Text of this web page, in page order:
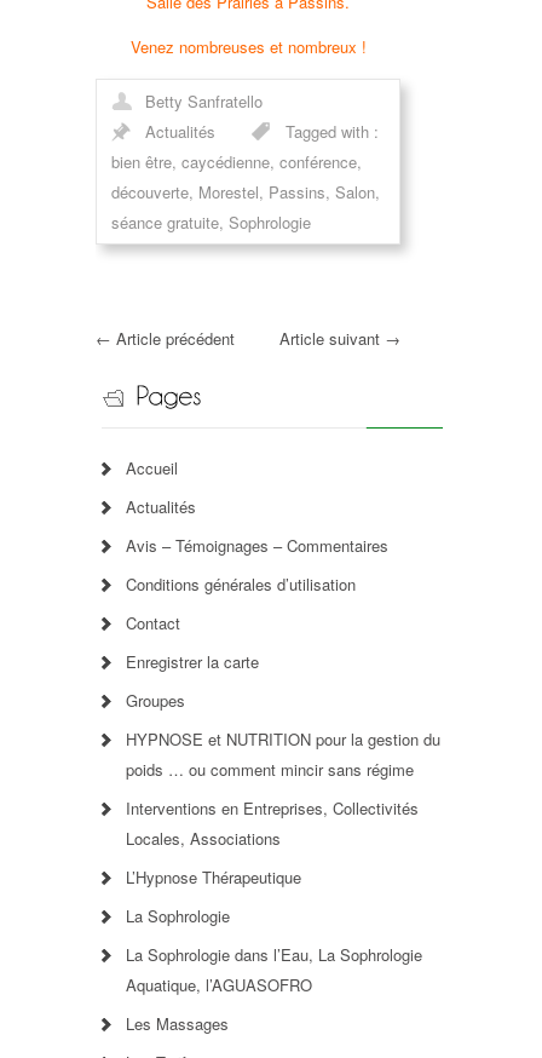
Venez nombreuses et nombreux !
Betty Sanfratello
Actualités
Tagged with :
bien être, caycédienne, conférence,
découverte, Morestel, Passins, Salon,
séance gratuite, Sophrologie
← Article précédent Article suivant →
Accueil
Actualités
Avis – Témoignages – Commentaires
Conditions générales d’utilisation
Contact
Enregistrer la carte
Groupes
HYPNOSE et NUTRITION pour la gestion du
poids … ou comment mincir sans régime
Interventions en Entreprises, Collectivités
Locales, Associations
L’Hypnose Thérapeutique
La Sophrologie
La Sophrologie dans l’Eau, La Sophrologie
Aquatique, l’AGUASOFRO
Les Massages